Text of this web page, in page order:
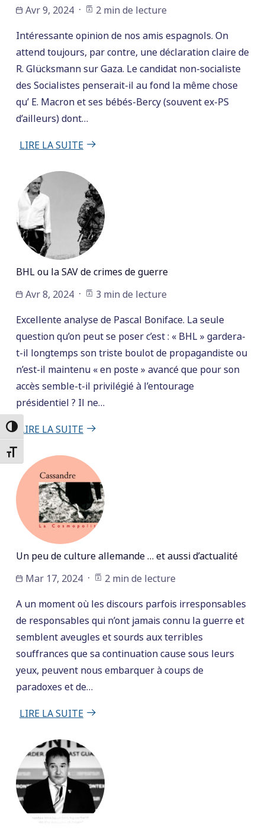
Passer en contraste élevé
Changer la taille de la police
Avr 9, 2024
2 min de lecture
Intéressante opinion de nos amis espagnols. On
attend toujours, par contre, une déclaration claire de
R. Glücksmann sur Gaza. Le candidat non-socialiste
des Socialistes penserait-il au fond la même chose
qu’ E. Macron et ses bébés-Bercy (souvent ex-PS
d’ailleurs) dont…
LIRE LA SUITE
BHL ou la SAV de crimes de guerre
Avr 8, 2024
3 min de lecture
Excellente analyse de Pascal Boniface. La seule
question qu’on peut se poser c’est : « BHL » gardera-
t-il longtemps son triste boulot de propagandiste ou
n’est-il maintenu « en poste » avancé que pour son
accès semble-t-il privilégié à l’entourage
présidentiel ? Il ne…
LIRE LA SUITE
Un peu de culture allemande … et aussi d’actualité
Mar 17, 2024
2 min de lecture
A un moment où les discours parfois irresponsables
de responsables qui n’ont jamais connu la guerre et
semblent aveugles et sourds aux terribles
souffrances que sa continuation cause sous leurs
yeux, peuvent nous embarquer à coups de
paradoxes et de…
LIRE LA SUITE